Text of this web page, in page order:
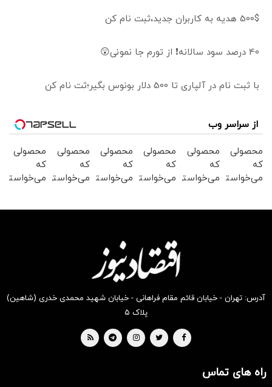
500$ هدیه به کاربران جدید،ثبت نام کن
40 درصد سود سالانه❗ از تورم جا نمونی😲
با ثبت نام در آلپاری تا 500 دلار بونوس بگیر؛ثت نام کن
از سراسر وب
محصولی
که
می‌خواستی
محصولی
که
می‌خواستی
محصولی
که
می‌خواستی
بخر !
محصولی
که
می‌خواستی
بخر !
محصولی
که
می‌خواستی
محصولی
که
می‌خواستی
آدرس: تهران - خیابان قائم مقام فراهانی - خیابان شهید محمدی خدری (شاهین)
پلاک ۵
راه های تماس